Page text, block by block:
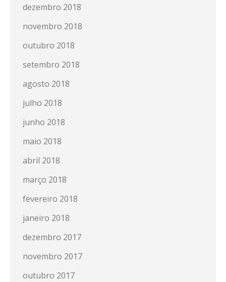
dezembro 2018
novembro 2018
outubro 2018
setembro 2018
agosto 2018
julho 2018
junho 2018
maio 2018
abril 2018
março 2018
fevereiro 2018
janeiro 2018
dezembro 2017
novembro 2017
outubro 2017